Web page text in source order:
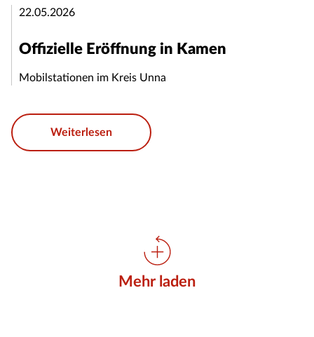
22.05.2026
Offizielle Eröffnung in Kamen
Mobilstationen im Kreis Unna
Weiterlesen
Mehr laden